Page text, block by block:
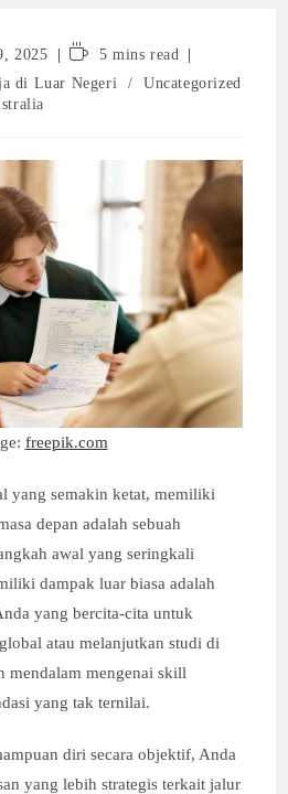
2025
Reading5 mins read
di Luar Negeri /
Uncategorized
freepik.com
yang semakin ketat, memiliki
depan adalah sebuah
awal yang seringkali
dampak luar biasa adalah
yang bercita-cita untuk
atau melanjutkan studi di
mendalam mengenai skill
yang tak ternilai.
diri secara objektif, Anda
yang lebih strategis terkait jalur